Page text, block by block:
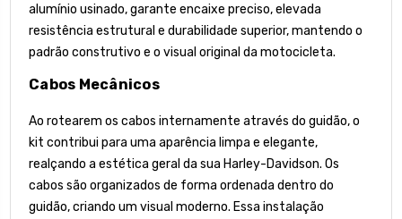
alumínio usinado, garante encaixe preciso, elevada
resistência estrutural e durabilidade superior, mantendo o
padrão construtivo e o visual original da motocicleta.
Cabos Mecânicos
Ao rotearem os cabos internamente através do guidão, o
kit contribui para uma aparência limpa e elegante,
realçando a estética geral da sua Harley-Davidson. Os
cabos são organizados de forma ordenada dentro do
guidão, criando um visual moderno. Essa instalação